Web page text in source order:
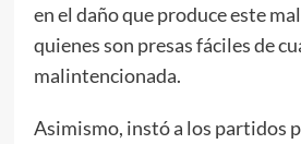
en el daño que produce este
quienes son presas fáciles de
malintencionada.
Asimismo, instó a los partidos